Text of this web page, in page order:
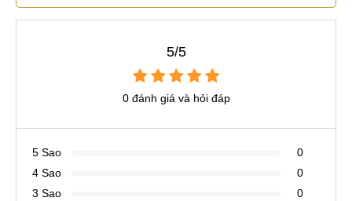
5/5
0 đánh giá và hỏi đáp
5 Sao
0
4 Sao
0
3 Sao
0